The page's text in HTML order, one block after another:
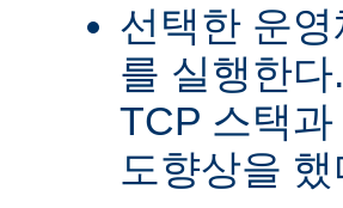
선택한 운
를 실행한
TCP 스택
도향상을 했